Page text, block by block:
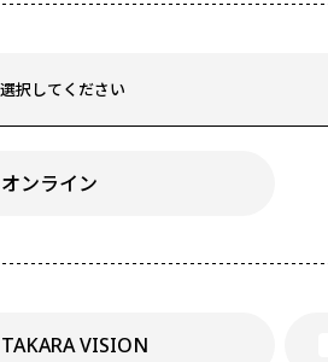
オンライン
TAKARA VISION